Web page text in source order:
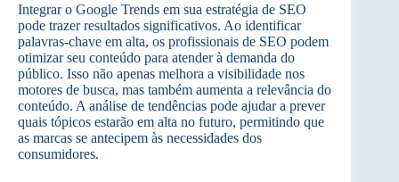
Integrar o Google Trends em sua estratégia de SEO
pode trazer resultados significativos. Ao identificar
palavras-chave em alta, os profissionais de SEO podem
otimizar seu conteúdo para atender à demanda do
público. Isso não apenas melhora a visibilidade nos
motores de busca, mas também aumenta a relevância do
conteúdo. A análise de tendências pode ajudar a prever
quais tópicos estarão em alta no futuro, permitindo que
as marcas se antecipem às necessidades dos
consumidores.